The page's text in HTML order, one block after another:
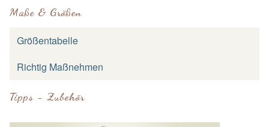
Maße & Größen
Größentabelle
Richtig Maßnehmen
Tipps - Zubehör